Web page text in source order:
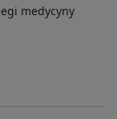
medycyny